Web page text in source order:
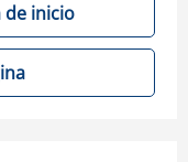
de inicio